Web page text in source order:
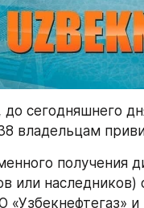
сегодняшнего
владельцам
получения
или наследников)
«Узбекнефтегаз»